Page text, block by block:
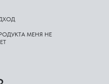
МЕНЯ НЕ